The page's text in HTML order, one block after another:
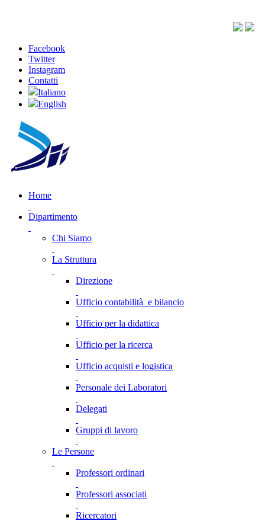
Facebook
Twitter
Instagram
Contatti
Italiano
English
Home
Dipartimento
Chi Siamo
La Struttura
Direzione
Ufficio contabilità e bilancio
Ufficio per la didattica
Ufficio per la ricerca
Ufficio acquisti e logistica
Personale dei Laboratori
Delegati
Gruppi di lavoro
Le Persone
Professori ordinari
Professori associati
Ricercatori